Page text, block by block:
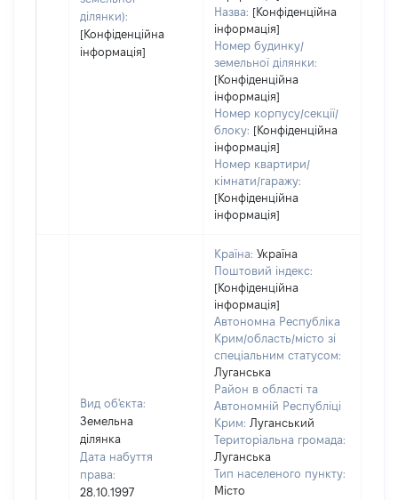
ділянки):
[Конфіденційна
інформація]
Назва: [Конфіденційна
інформація]
Номер будинку/
земельної ділянки:
[Конфіденційна
інформація]
Номер корпусу/секції/
блоку: [Конфіденційна
інформація]
Номер квартири/
кімнати/гаражу:
[Конфіденційна
інформація]
Вид об'єкта:
Земельна
ділянка
Дата набуття
права:
28.10.1997
Країна: Україна
Поштовий індекс:
[Конфіденційна
інформація]
Автономна Республіка
Крим/область/місто зі
спеціальним статусом:
Луганська
Район в області та
Автономній Республіці
Крим: Луганський
Територіальна громада:
Луганська
Тип населеного пункту:
Місто